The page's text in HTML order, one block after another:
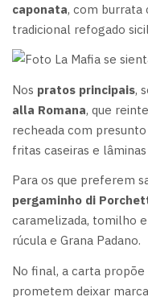
caponata, com burrata
tradicional refogado
Nos pratos principais,
alla Romana, que
recheada com
fritas caseiras e
Para os que preferem
pergaminho di
caramelizada, tomilho
rúcula e Grana Padano.
No final, a carta propõe
prometem deixar